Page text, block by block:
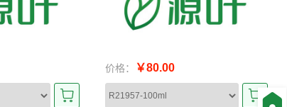
价格： ￥80.00